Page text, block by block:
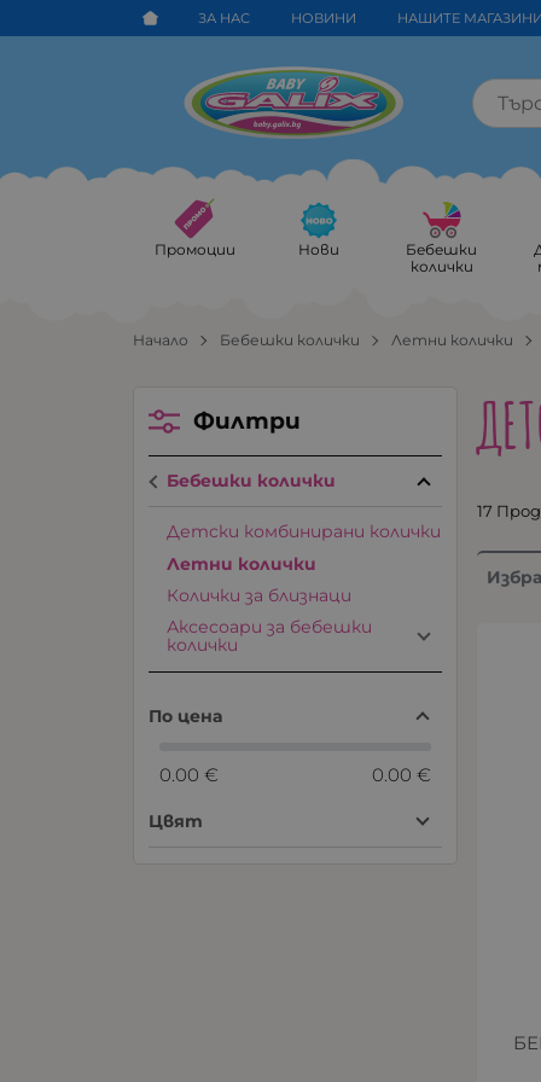
ЗА НАС НОВИНИ НАШИТЕ
Промоции Нови
Бебешки
колички
Начало Бебешки колички Летни колички
17
Филтри
Бебешки колички
Детски комбинирани колички
Летни колички
Колички за близнаци
Аксесоари за бебешки
колички
По цена
0.00 € 0.00 €
Цвят